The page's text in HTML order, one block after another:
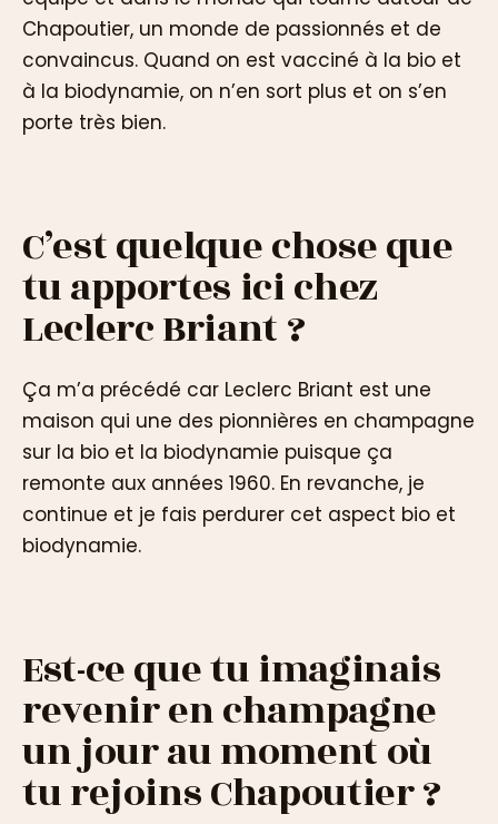
Chapoutier, un monde de passionnés et de
convaincus. Quand on est vacciné à la bio et
à la biodynamie, on n’en sort plus et on s’en
porte très bien.
C’est quelque chose que
tu apportes ici chez
Leclerc Briant ?
Ça m’a précédé car Leclerc Briant est une
maison qui une des pionnières en champagne
sur la bio et la biodynamie puisque ça
remonte aux années 1960. En revanche, je
continue et je fais perdurer cet aspect bio et
biodynamie.
Est-ce que tu imaginais
revenir en champagne
un jour au moment où
tu rejoins Chapoutier ?